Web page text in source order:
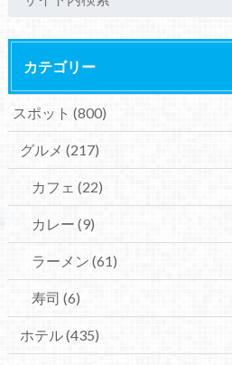
カテゴリー
スポット (800)
グルメ (217)
カフェ (22)
カレー (9)
ラーメン (61)
寿司 (6)
ホテル(435)